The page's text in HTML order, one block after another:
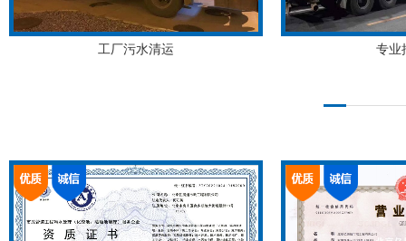
工厂污水清运 专业